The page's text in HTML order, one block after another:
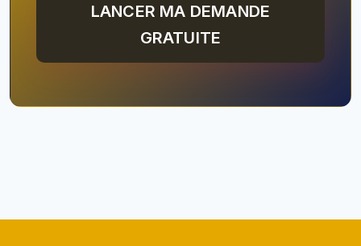
LANCER MA DEMANDE
GRATUITE